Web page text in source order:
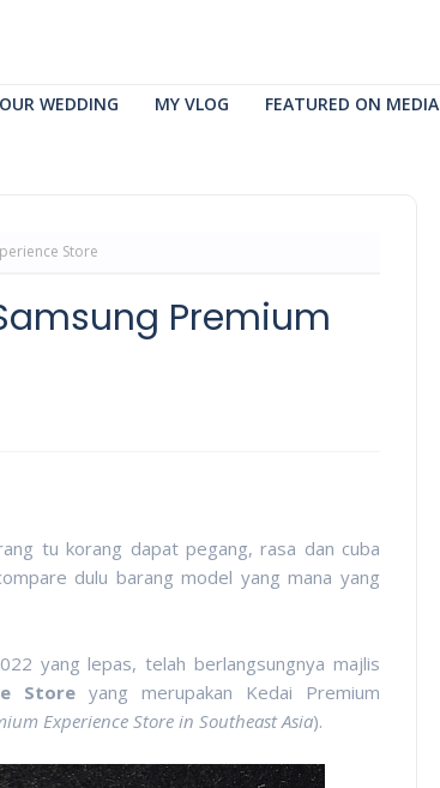
OUR WEDDING MY VLOG FEATURED ON MEDIA
Store
Premium
tu korang dapat pegang, rasa dan cuba
dulu barang model yang mana yang
yang lepas, telah berlangsungnya majlis
Storeyang merupakan Kedai Premium
Experience Store in Southeast Asia).